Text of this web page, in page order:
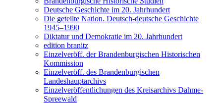
Deutsche Geschichte im 20. Jahrhundert
Die geteilte Nation. Deutsch-deutsche Geschichte
1945–1990
Diktatur und Demokratie im 20. Jahrhundert
edition branitz
Einzelveröff. der Brandenburgischen Historischen
Kommission
Einzelveröff. des Brandenburgischen
Landeshauptarchivs
Einzelveröffentlichungen des Kreisarchivs Dahme-
Spreewald